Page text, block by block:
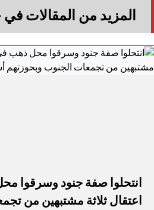
المزيد من المقالات
انتحلوا صفة جنود وسرقوا
اعتقال ثلاثة مشتبهين من